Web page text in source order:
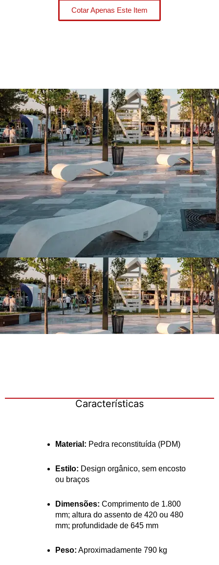
Cotar Apenas Este Item
Características
Material: Pedra reconstituída (PDM)
Estilo: Design orgânico, sem encosto
ou braços
Dimensões: Comprimento de 1.800
mm; altura do assento de 420 ou 480
mm; profundidade de 645 mm
Peso: Aproximadamente 790 kg